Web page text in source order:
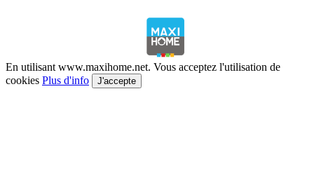
En utilisant www.maxihome.net. Vous acceptez l'utilisation de
cookies Plus d'info J'accepte